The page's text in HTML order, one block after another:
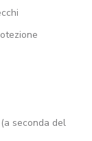
seconda del